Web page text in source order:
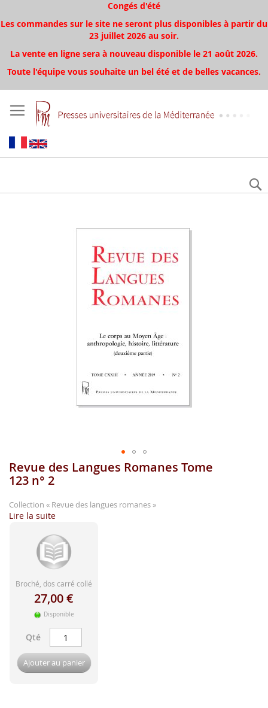
Congés d'été
Les commandes sur le site ne seront plus disponibles à partir du
23 juillet 2026 au soir.
La vente en ligne sera à nouveau disponible le 21 août 2026.
Toute l'équipe vous souhaite un bel été et de belles vacances.
Aller
au
de
la
Revue des Langues Romanes Tome
123 n° 2
Collection « Revue des langues romanes »
Lire la suite
Broché, dos carré collé
27,00 €
Disponible
Qté
Ajouter au panier